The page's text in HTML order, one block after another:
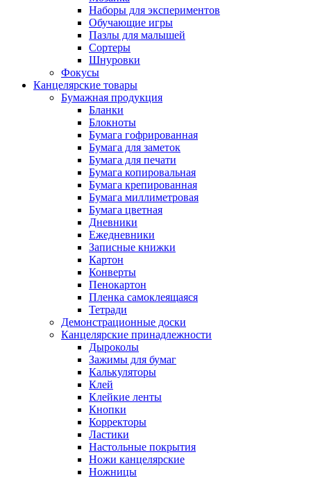
Наборы для экспериментов
Обучающие игры
Пазлы для малышей
Сортеры
Шнуровки
Фокусы
Канцелярские товары
Бумажная продукция
Бланки
Блокноты
Бумага гофрированная
Бумага для заметок
Бумага для печати
Бумага копировальная
Бумага крепированная
Бумага миллиметровая
Бумага цветная
Дневники
Ежедневники
Записные книжки
Картон
Конверты
Пенокартон
Пленка самоклеящаяся
Тетради
Демонстрационные доски
Канцелярские принадлежности
Дыроколы
Зажимы для бумаг
Калькуляторы
Клей
Клейкие ленты
Кнопки
Корректоры
Ластики
Настольные покрытия
Ножи канцелярские
Ножницы